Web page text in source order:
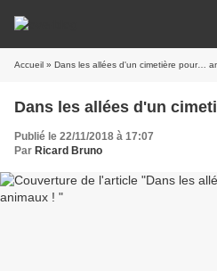
Accueil » Dans les allées d'un cimetière pour…
Dans les allées d'un
Publié le 22/11/2018 à 17:07
Par Ricard Bruno